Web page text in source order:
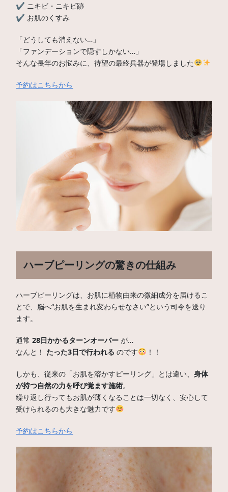
✔ ニキビ・ニキビ跡
✔ お肌のくすみ
「どうしても消えない…」
「ファンデーションで隠すしかない…」
そんな長年のお悩みに、待望の最終兵器が登場しました
予約はこちらから
ハーブピーリングの驚きの仕組み
ハーブピーリングは、お肌に植物由来の微細成分を届けるこ
とで、脳へ“お肌を生まれ変わらせなさい”という司令を送り
ます。
通常28日かかるターンオーバー が…
なんと！たった3日で行われる のです ！！
しかも、従来の「お肌を溶かすピーリング」とは違い、身体
が持つ自然の力を呼び覚ます施術。
繰り返し行ってもお肌が薄くなることは一切なく、安心して
受けられるのも大きな魅力です
予約はこちらから